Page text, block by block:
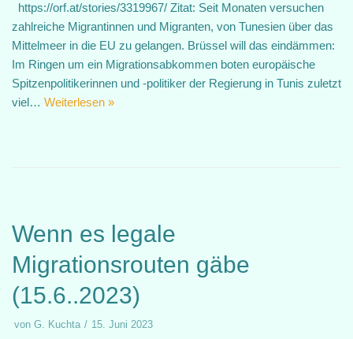
https://orf.at/stories/3319967/ Zitat: Seit Monaten versuchen
zahlreiche Migrantinnen und Migranten, von Tunesien über das
Mittelmeer in die EU zu gelangen. Brüssel will das eindämmen:
Im Ringen um ein Migrationsabkommen boten europäische
Spitzenpolitikerinnen und -politiker der Regierung in Tunis zuletzt
viel… Weiterlesen »
Wenn es legale
Migrationsrouten gäbe
(15.6..2023)
von G. Kuchta 15. Juni 2023